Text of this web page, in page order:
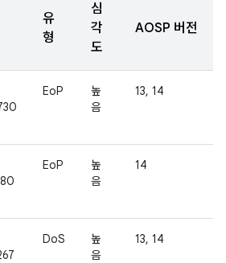
유
형
심
각
도
AOSP 버전
EoP
높
음
13, 14
EoP
높
음
14
DoS
높
음
13, 14